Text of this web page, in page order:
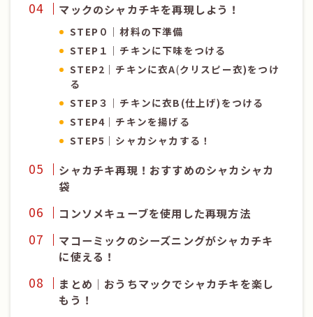
マックのシャカチキを再現しよう！
STEP０｜材料の下準備
STEP１｜チキンに下味をつける
STEP2｜チキンに衣A(クリスピー衣)をつけ
る
STEP３｜チキンに衣B(仕上げ)をつける
STEP4｜チキンを揚げる
STEP5｜シャカシャカする！
シャカチキ再現！おすすめのシャカシャカ
袋
コンソメキューブを使用した再現方法
マコーミックのシーズニングがシャカチキ
に使える！
まとめ ｜ おうちマックでシャカチキを楽し
もう！